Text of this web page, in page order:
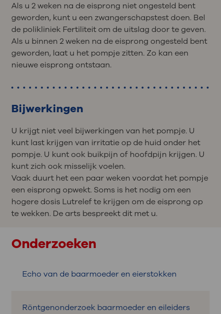
Als u 2 weken na de eisprong niet ongesteld bent
geworden, kunt u een zwangerschapstest doen. Bel
de polikliniek Fertiliteit om de uitslag door te geven.
Als u binnen 2 weken na de eisprong ongesteld bent
geworden, laat u het pompje zitten. Zo kan een
nieuwe eisprong ontstaan.
Bijwerkingen
U krijgt niet veel bijwerkingen van het pompje. U
kunt last krijgen van irritatie op de huid onder het
pompje. U kunt ook buikpijn of hoofdpijn krijgen. U
kunt zich ook misselijk voelen.
Vaak duurt het een paar weken voordat het pompje
een eisprong opwekt. Soms is het nodig om een
hogere dosis Lutrelef te krijgen om de eisprong op
te wekken. De arts bespreekt dit met u.
Onderzoeken
Echo van de baarmoeder en eierstokken
Röntgenonderzoek baarmoeder en eileiders